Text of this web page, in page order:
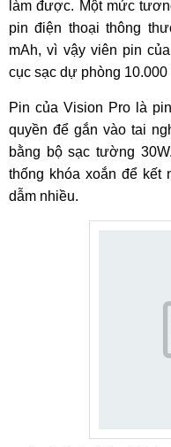
làm được. Một mức
pin điện thoại thông
mAh, vì vậy viên pin
cục sạc dự phòng
Pin của Vision Pro là
quyền để gắn vào tai
bằng bộ sạc tường
thống khóa xoắn để kết
dẫm nhiều.